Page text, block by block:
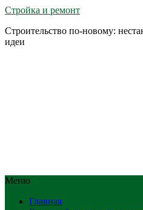
Стройка и ремонт
Строительство по-новому:
идеи
Меню
Главная